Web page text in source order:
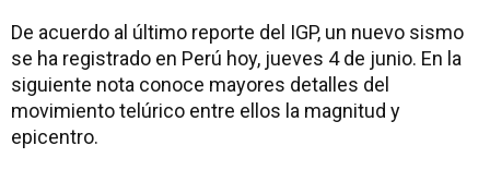
De acuerdo al último reporte del IGP, un nuevo sismo
se ha registrado en Perú hoy, jueves 4 de junio. En la
siguiente nota conoce mayores detalles del
movimiento telúrico entre ellos la magnitud y
epicentro.